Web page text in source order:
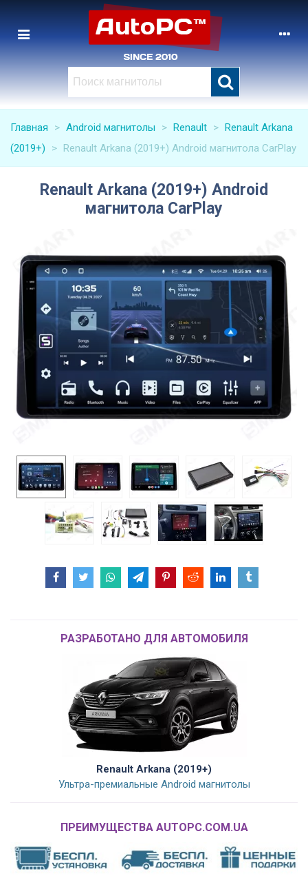
Главная > Android магнитолы > Renault > Renault Arkana
(2019+)
> Renault Arkana (2019+) Android магнитола CarPlay
Renault Arkana (2019+) Android
магнитола CarPlay
РАЗРАБОТАНО ДЛЯ АВТОМОБИЛЯ
Renault Arkana (2019+)
Ультра-премиальные Android магнитолы
ПРЕИМУЩЕСТВА AUTOPC.COM.UA